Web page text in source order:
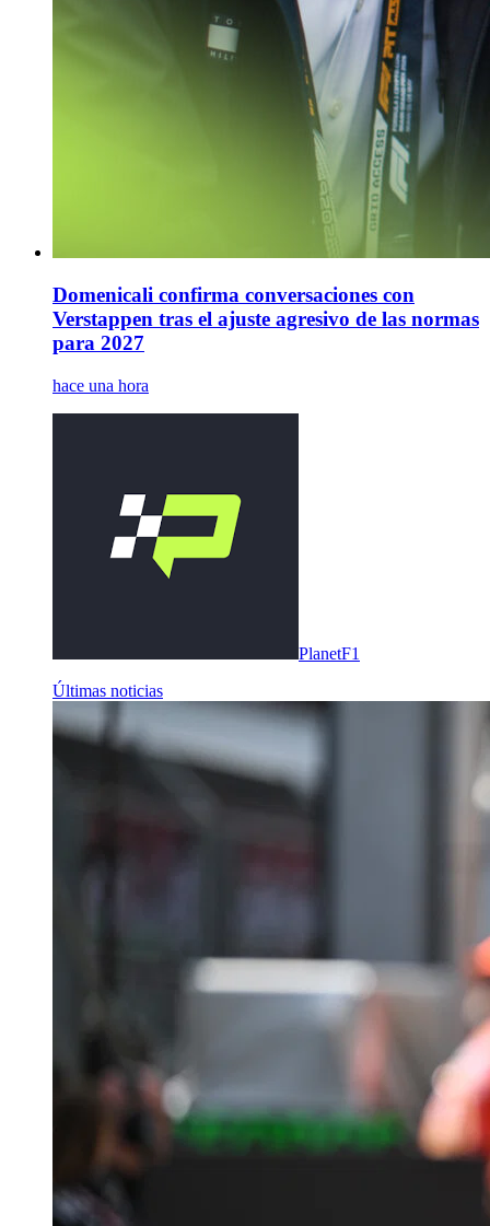
Domenicali confirma conversaciones con
Verstappen tras el ajuste agresivo de las normas
para 2027
hace una hora
PlanetF1
Últimas noticias